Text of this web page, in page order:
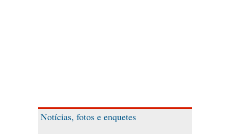
Notícias, fotos e enquetes